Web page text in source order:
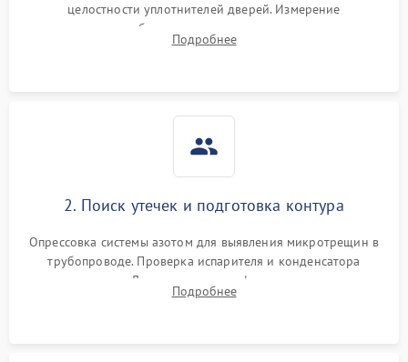
целостности уплотнителей дверей. Измерение
сопротивления обмоток мотора, проверка термостата и
считывание кодов ошибок с электронного дисплея.
Подробнее
2. Поиск утечек и подготовка контура
Опрессовка системы азотом для выявления микротрещин в
трубопроводе. Проверка испарителя и конденсатора
течеискателем. Демонтаж старого фильтра-осушителя и
продувка капиллярной трубки для устранения засоров.
Подробнее